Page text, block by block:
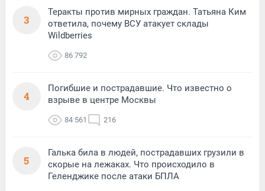
3
Теракты против мирных граждан. Татьяна Ким
ответила, почему ВСУ атакует склады
Wildberries
86 792
4
Погибшие и пострадавшие. Что известно о
взрыве в центре Москвы
84 561 216
5
Галька била в людей, пострадавших грузили в
скорые на лежаках. Что происходило в
Геленджике после атаки БПЛА